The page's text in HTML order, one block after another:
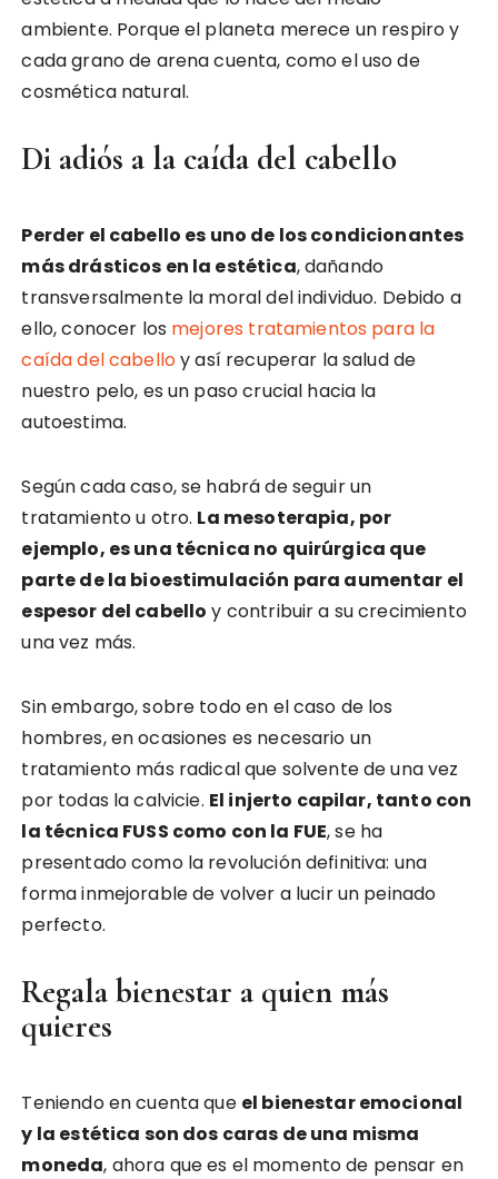
ambiente. Porque el planeta merece un respiro y
cada grano de arena cuenta, como el uso de
cosmética natural.
Di adiós a la caída del cabello
Perder el cabello es uno de los condicionantes
más drásticos en la estética, dañando
transversalmente la moral del individuo. Debido a
ello, conocer los mejores tratamientos para la
caída del cabelloy así recuperar la salud de
nuestro pelo, es un paso crucial hacia la
autoestima.
Según cada caso, se habrá de seguir un
tratamiento u otro. La mesoterapia, por
ejemplo, es una técnica no quirúrgica que
parte de la bioestimulación para aumentar el
espesor del cabello y contribuir a su crecimiento
una vez más.
Sin embargo, sobre todo en el caso de los
hombres, en ocasiones es necesario un
tratamiento más radical que solvente de una vez
por todas la calvicie. El injerto capilar, tanto con
la técnica FUSS como con la FUE, se ha
presentado como la revolución definitiva: una
forma inmejorable de volver a lucir un peinado
perfecto.
Regala bienestar a quien más
quieres
Teniendo en cuenta que el bienestar emocional
y la estética son dos caras de una misma
moneda, ahora que es el momento de pensar en